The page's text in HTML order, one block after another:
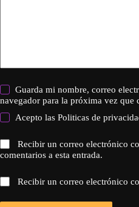
Guarda mi nombre, correo
navegador para la próxima vez que
Acepto lasPoliticas de
Recibir un correo electrónico
comentarios a esta entrada.
Recibir un correo electrónico